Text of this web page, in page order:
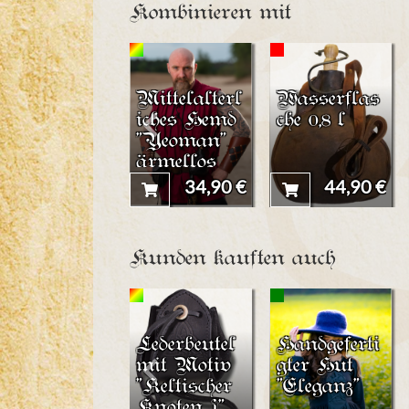
Kombinieren mit
Mittelalterl
iches Hemd
"Yeoman"
ärmellos
34,90 €
Wasserflas
che 0,8 l
44,90 €
Kunden kauften auch
Lederbeutel
mit Motiv
"Keltischer
Handgeferti
gter Hut
"Eleganz"